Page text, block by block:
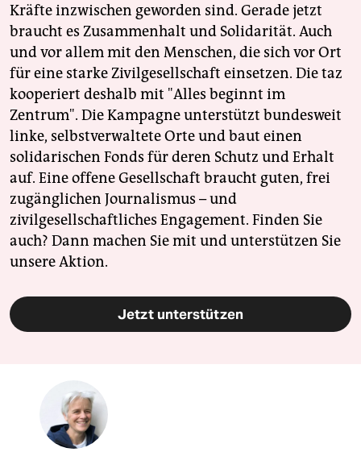
Kräfte inzwischen geworden sind. Gerade jetzt
braucht es Zusammenhalt und Solidarität. Auch
und vor allem mit den Menschen, die sich vor Ort
für eine starke Zivilgesellschaft einsetzen. Die taz
kooperiert deshalb mit "Alles beginnt im
Zentrum". Die Kampagne unterstützt bundesweit
linke, selbstverwaltete Orte und baut einen
solidarischen Fonds für deren Schutz und Erhalt
auf. Eine offene Gesellschaft braucht guten, frei
zugänglichen Journalismus – und
zivilgesellschaftliches Engagement. Finden Sie
auch? Dann machen Sie mit und unterstützen Sie
unsere Aktion.
Jetzt unterstützen